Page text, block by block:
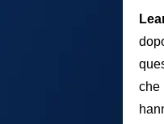
che